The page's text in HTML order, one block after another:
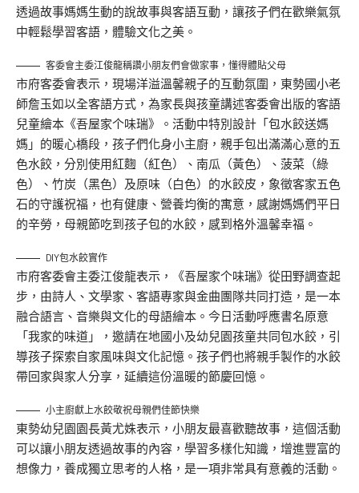
透過故事媽媽生動的說故事與客語互動，讓孩子們在歡樂氣氛
中輕鬆學習客語，體驗文化之美。
客委會主委江俊龍稱讚小朋友們會做家事，懂得體貼父母
市府客委會表示，現場洋溢溫馨親子的互動氛圍，東勢國小老
師詹玉如以全客語方式，為家長與孩童講述客委會出版的客語
兒童繪本《吾屋家个味瑞》。活動中特別設計「包水餃送媽
媽」的暖心橋段，孩子們化身小主廚，親手包出滿滿心意的五
色水餃，分別使用紅麴（紅色）、南瓜（黃色）、菠菜（綠
色）、竹炭（黑色）及原味（白色）的水餃皮，象徵客家五色
石的守護祝福，也有健康、營養均衡的寓意，感謝媽媽們平日
的辛勞，母親節吃到孩子包的水餃，感到格外溫馨幸福。
DIY包水餃實作
市府客委會主委江俊龍表示，《吾屋家个味瑞》從田野調查起
步，由詩人、文學家、客語專家與金曲團隊共同打造，是一本
融合語言、音樂與文化的母語繪本。今日活動呼應書名原意
「我家的味道」，邀請在地國小及幼兒園孩童共同包水餃，引
導孩子探索自家風味與文化記憶。孩子們也將親手製作的水餃
帶回家與家人分享，延續這份溫暖的節慶回憶。
小主廚獻上水餃敬祝母親們佳節快樂
東勢幼兒園園長黃尤姝表示，小朋友最喜歡聽故事，這個活動
可以讓小朋友透過故事的內容，學習多樣化知識，增進豐富的
想像力，養成獨立思考的人格，是一項非常具有意義的活動。